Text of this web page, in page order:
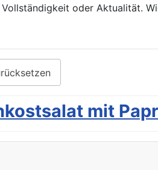
oder Aktualität.
mit